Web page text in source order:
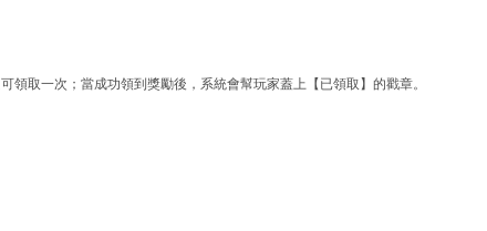
取一次；當成功領到獎勵後，系統會幫玩家蓋上【已領取】的戳章。